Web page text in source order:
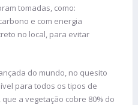
tomadas, como:
e com energia
no local, para evitar
do mundo, no quesito
para todos os tipos de
a vegetação cobre 80% do